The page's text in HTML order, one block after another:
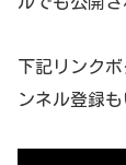
下記リンク
ンネル登録も